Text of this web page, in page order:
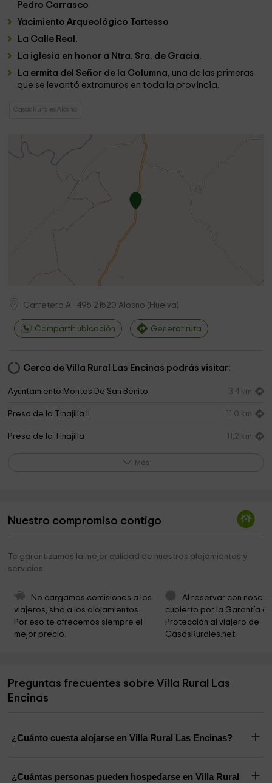
Pedro Carrasco
Yacimiento Arqueológico Tartesso
La Calle Real.
La iglesia en honor a Ntra. Sra. de Gracia.
La ermita del Señor de la Columna, una de las primeras
que se levantó extramuros en toda la provincia.
Casas Rurales Alosno
Carretera A - 495 21520 Alosno ( Huelva)
Compartir ubicación Generar ruta
Cerca de Villa Rural Las Encinas podrás visitar:
Ayuntamiento Montes De San Benito 3,4 km
Presa de la Tinajilla II 11,0 km
Presa de la Tinajilla 11,2 km
Iglesia de Nuestra Señora de la Piedad
Cementerio Municipal Ntra. Sra. de la Piedad 15,8 km
Más
Nuestro compromiso contigo
Te garantizamos la mejor calidad de nuestros alojamientos y
servicios
No cargamos comisiones a los
viajeros, sino a los alojamientos.
Por eso te ofrecemos siempre el
mejor precio.
Al reservar con
cubierto por la Garantía
Protección al viajero de
CasasRurales.net
Preguntas frecuentes sobre Villa Rural Las
Encinas
¿Cuánto cuesta alojarse en Villa Rural Las Encinas?
¿Cuántas personas pueden hospedarse en Villa Rural